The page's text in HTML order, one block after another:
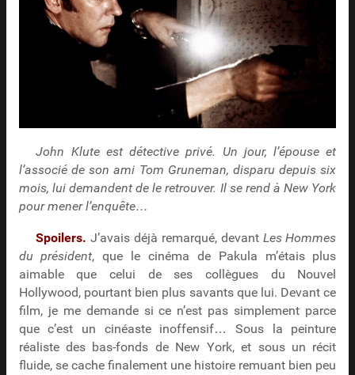
John Klute est détective privé. Un jour, l’épouse et
l’associé de son ami Tom Gruneman, disparu depuis six
mois, lui demandent de le retrouver. Il se rend à New York
pour mener l’enquête…
Spoilers. J’avais déjà remarqué, devant Les Hommes
du président, que le cinéma de Pakula m’étais plus
aimable que celui de ses collègues du Nouvel
Hollywood, pourtant bien plus savants que lui. Devant ce
film, je me demande si ce n’est pas simplement parce
que c’est un cinéaste inoffensif… Sous la peinture
réaliste des bas-fonds de New York, et sous un récit
fluide, se cache finalement une histoire remuant bien peu